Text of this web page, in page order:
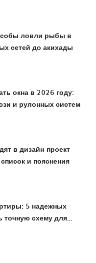
ловли рыбы в
сетей до акихады
окна в 2026 году:
и рулонных систем
в дизайн-проект
и пояснения
5 надежных
точную схему для